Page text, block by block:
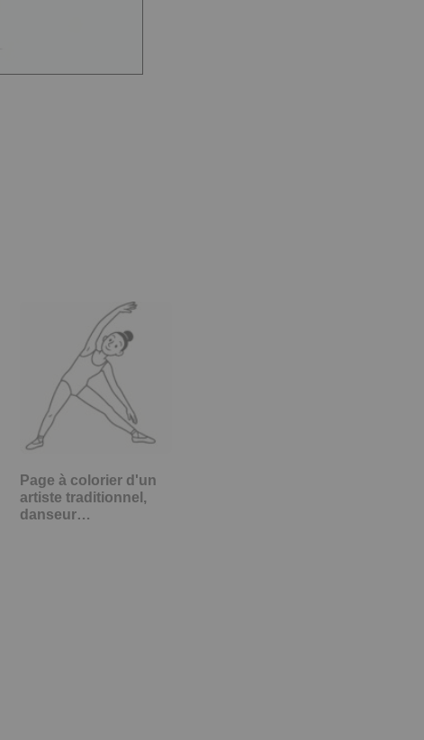
Page à colorier d'un
artiste traditionnel,
danseur…